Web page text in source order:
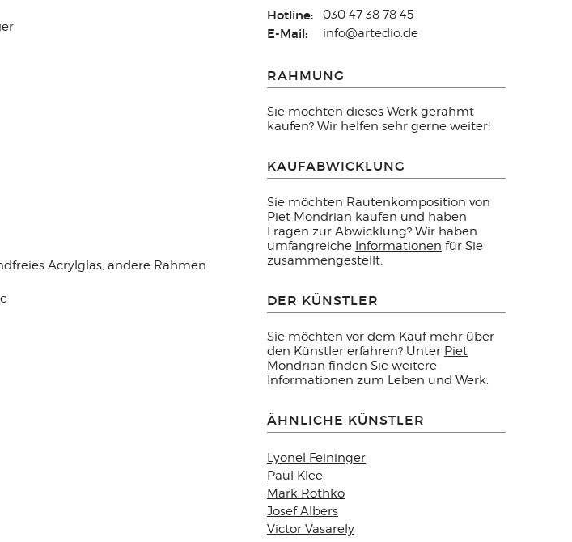
Hotline: 030 47 38 78 45
E-Mail: info@artedio.de
RAHMUNG
Sie möchten dieses Werk gerahmt
kaufen? Wir helfen sehr gerne weiter!
KAUFABWICKLUNG
Sie möchten Rautenkomposition von
Piet Mondrian kaufen und haben
Fragen zur Abwicklung? Wir haben
umfangreiche Informationen für Sie
zusammengestellt.
DER KÜNSTLER
Sie möchten vor dem Kauf mehr über
den Künstler erfahren? Unter Piet
Mondrian finden Sie weitere
Informationen zum Leben und Werk.
ÄHNLICHE KÜNSTLER
Lyonel Feininger
Paul Klee
Mark Rothko
Josef Albers
Victor Vasarely
Acrylglas, andere Rahmen